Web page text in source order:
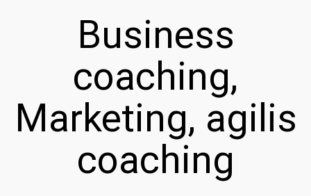
Business
coaching,
Marketing, agilis
coaching